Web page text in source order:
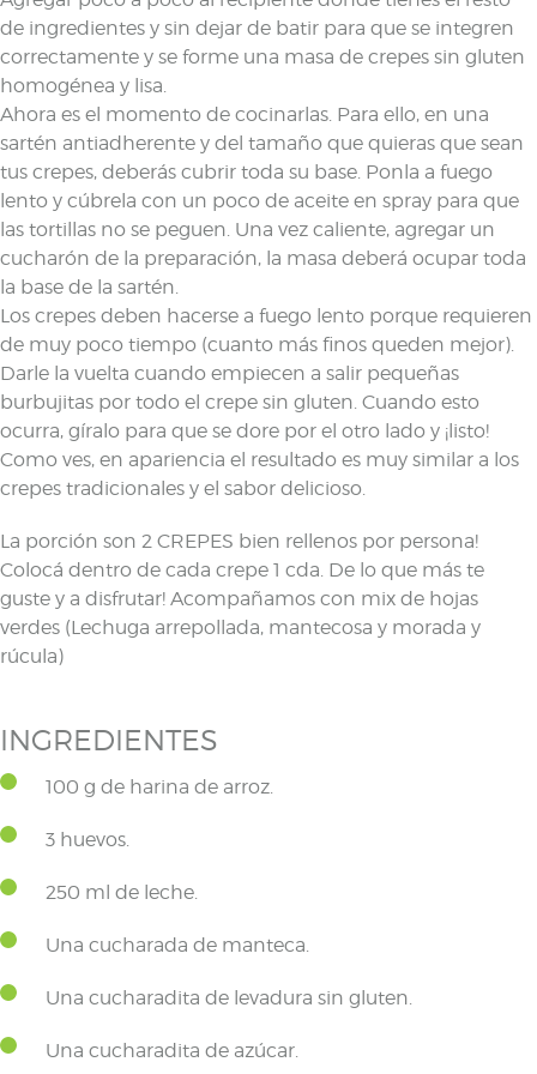
de ingredientes y sin dejar de batir para que se integren
correctamente y se forme una masa de crepes sin gluten
homogénea y lisa.
Ahora es el momento de cocinarlas. Para ello, en una
sartén antiadherente y del tamaño que quieras que sean
tus crepes, deberás cubrir toda su base. Ponla a fuego
lento y cúbrela con un poco de aceite en spray para que
las tortillas no se peguen. Una vez caliente, agregar un
cucharón de la preparación, la masa deberá ocupar toda
la base de la sartén.
Los crepes deben hacerse a fuego lento porque requieren
de muy poco tiempo (cuanto más finos queden mejor).
Darle la vuelta cuando empiecen a salir pequeñas
burbujitas por todo el crepe sin gluten. Cuando esto
ocurra, gíralo para que se dore por el otro lado y ¡listo!
Como ves, en apariencia el resultado es muy similar a los
crepes tradicionales y el sabor delicioso.
La porción son 2 CREPES bien rellenos por persona!
Colocá dentro de cada crepe 1 cda. De lo que más te
guste y a disfrutar! Acompañamos con mix de hojas
verdes (Lechuga arrepollada, mantecosa y morada y
rúcula)
INGREDIENTES
100 g de harina de arroz.
3 huevos.
250 ml de leche.
Una cucharada de manteca.
Una cucharadita de levadura sin gluten.
Una cucharadita de azúcar.